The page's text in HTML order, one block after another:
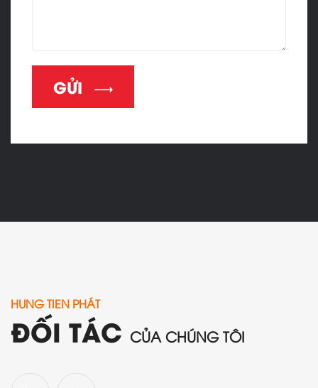
GỬI
HUNG TIEN PHÁT
ĐỐI TÁC CỦA CHÚNG TÔI